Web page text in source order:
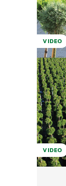
VIDEO
VIDEO